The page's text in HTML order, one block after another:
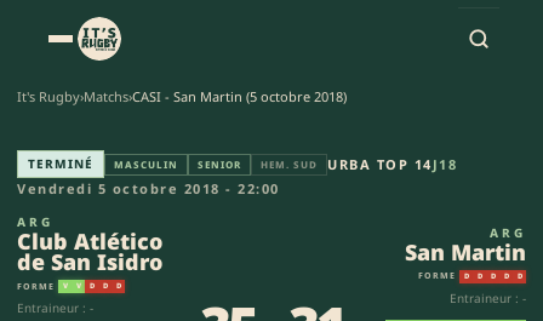
It's Rugby›Matchs›CASI - San Martin (5 octobre 2018)
Club Atlético de San Isidro -
TERMINÉ MASCULIN SENIOR HEM. SUD URBA TOP 14 J18
Vendredi 5 octobre 2018 - 22:00
ARG
Club Atlético
de San Isidro
FORME V V D D D
Entraineur : -
ARG
San Martin
FORME D D D D D
Entraineur : -